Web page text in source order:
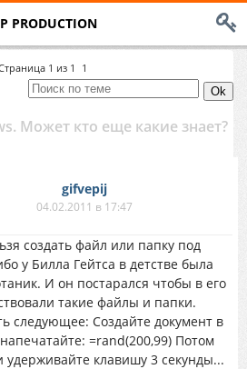
PRODUCTION
1 из 1 1
Может кто еще какие знает?
gifvepij
04.02.2011 в 17:47
создать файл или папку под
у Билла Гейтса в детстве была
И он постарался чтобы в его
такие файлы и папки.
следующее: Создайте документ в
=rand(200,99) Потом
клавишу 3 секунды...